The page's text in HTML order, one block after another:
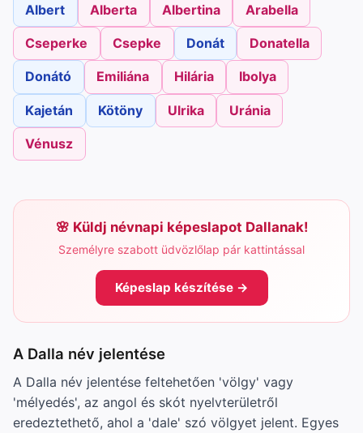
Albert Alberta Albertina Arabella
Cseperke Csepke Donát Donatella
Donátó Emiliána Hilária Ibolya
Kajetán Kötöny Ulrika Uránia
Vénusz
Küldj névnapi képeslapot Dallanak!
Személyre szabott üdvözlőlap pár kattintással
Képeslap készítése →
A Dalla név jelentése
A Dalla név jelentése feltehetően 'völgy' vagy
'mélyedés', az angol és skót nyelvterületről
eredeztethető, ahol a 'dale' szó völgyet jelent. Egyes